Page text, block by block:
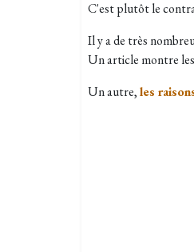
C'est plutôt le
Il y a de très
Un article montre les
Un autre,les